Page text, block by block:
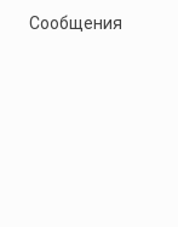
Сообщения